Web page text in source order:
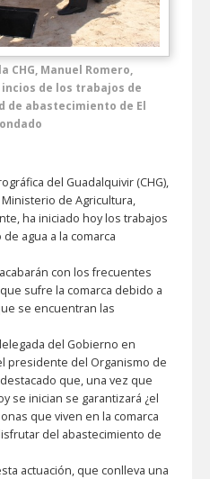
CHG, Manuel Romero,
de los trabajos de
de abastecimiento de El
del Guadalquivir (CHG),
de Agricultura,
ha iniciado hoy los trabajos
agua a la comarca
con los frecuentes
sufre la comarca debido a
se encuentran las
del Gobierno en
presidente del Organismo de
que, una vez que
se inician se garantizará ¿el
que viven en la comarca
del abastecimiento de
actuación, que conlleva una